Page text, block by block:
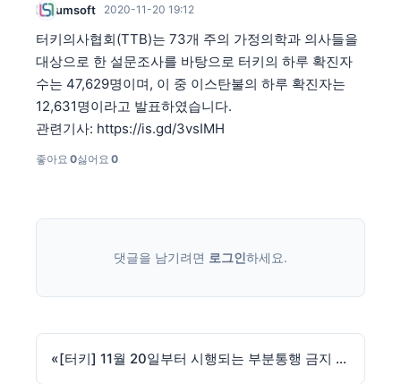
Lokumsoft 2020-11-20 19:12
터키의사협회(TTB)는 73개 주의 가정의학과 의사들을
대상으로 한 설문조사를 바탕으로 터키의 하루 확진자
수는 47,629명이며, 이 중 이스탄불의 하루 확진자는
12,631명이라고 발표하였습니다.
관련기사: https://is.gd/3vsIMH
좋아요 0싫어요 0
댓글을 남기려면 로그인하세요.
« [터키] 11월 20일부터 시행되는 부분통행 금지 예외 사항